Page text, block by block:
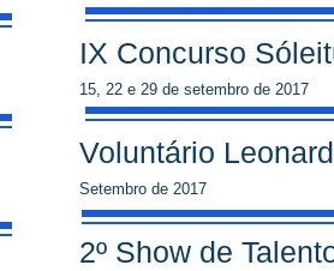
IX Concurso
15, 22 e 29 de setembro de 2017
Voluntário
Setembro de 2017
2º Show de